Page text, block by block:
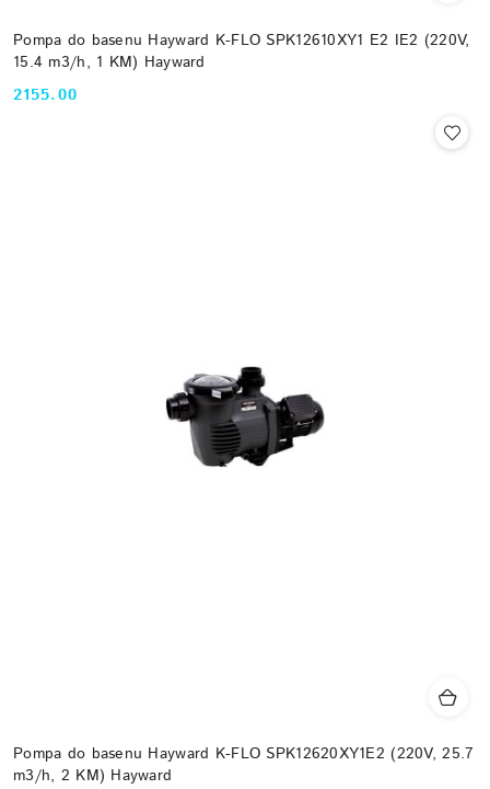
Pompa do basenu Hayward K-FLO SPK12610XY1 E2 IE2 (220V,
15.4 m3/h, 1 KM) Hayward
Cena:
2155.00
Pompa do basenu Hayward K-FLO SPK12620XY1E2 (220V, 25.7
m3/h, 2 KM) Hayward